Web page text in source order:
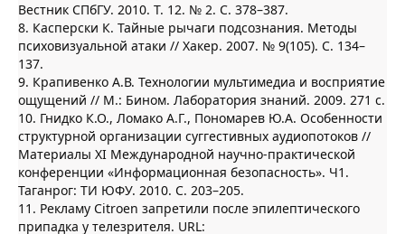
Вестник СПбГУ. 2010. Т. 12. № 2. С. 378–387.
8. Касперски К. Тайные рычаги подсознания. Методы
психовизуальной атаки // Хакер. 2007. № 9(105). С. 134–
137.
9. Крапивенко А.В. Технологии мультимедиа и восприятие
ощущений // М.: Бином. Лаборатория знаний. 2009. 271 с.
10. Гнидко К.О., Ломако А.Г., Пономарев Ю.А. Особенности
структурной организации суггестивных аудиопотоков //
Материалы XI Международной научно-практической
конференции «Информационная безопасность». Ч1.
Таганрог: ТИ ЮФУ. 2010. С. 203–205.
11. Рекламу Citroen запретили после эпилептического
припадка у телезрителя. URL: